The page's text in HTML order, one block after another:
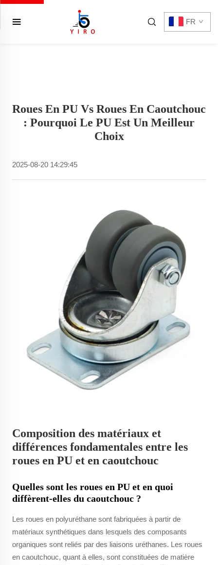
FR
Roues En PU Vs Roues En Caoutchouc
: Pourquoi Le PU Est Un Meilleur
Choix
2025-08-20 14:29:45
Composition des matériaux et
différences fondamentales entre les
roues en PU et en caoutchouc
Quelles sont les roues en PU et en quoi
diffèrent-elles du caoutchouc ?
Les roues en polyuréthane sont fabriquées à partir de
matériaux synthétiques dans lesquels des composants
organiques sont reliés par des liaisons uréthanes. Les roues
en caoutchouc, quant à elles, sont constituées de matière